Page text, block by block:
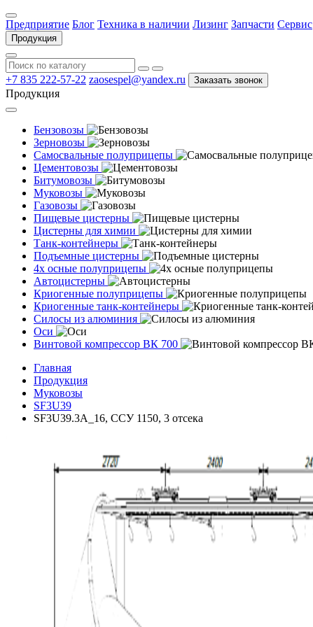
Предприятие Блог Техника в наличии Лизинг Запчасти Сервис
Продукция
+7 835 222-57-22 zaosespel@yandex.ru Заказать звонок
Продукция
Бензовозы
Зерновозы
Самосвальные полуприцепы
Цементовозы
Битумовозы
Муковозы
Газовозы
Пищевые цистерны
Цистерны для химии
Танк-контейнеры
Подъемные цистерны
4х осные полуприцепы
Автоцистерны
Криогенные полуприцепы
Криогенные танк-контейнеры
Силосы из алюминия
Оси
Винтовой компрессор ВК 700
Главная
Продукция
Муковозы
SF3U39
SF3U39.3A_16, ССУ 1150, 3 отсека